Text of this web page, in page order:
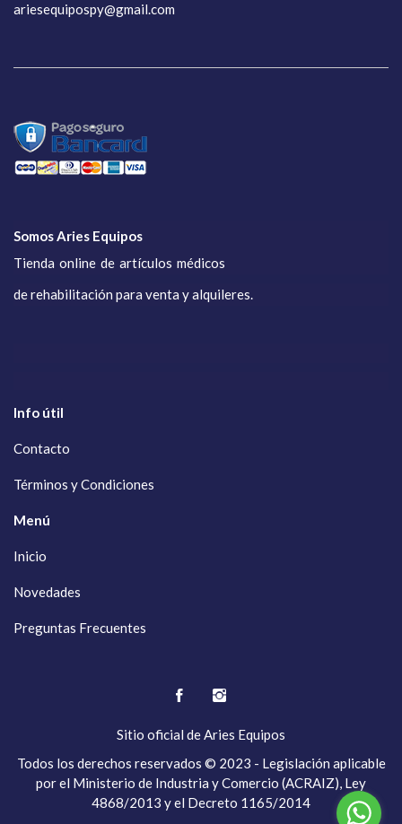
ariesequipospy@gmail.com
Somos Aries Equipos
Tienda online de artículos médicos
de rehabilitación para venta y alquileres.
Info útil
Contacto
Términos y Condiciones
Menú
Inicio
Novedades
Preguntas Frecuentes
Sitio oficial deAries Equipos
Todos los derechos reservados © 2023 - Legislación aplicable
por el Ministerio de Industria y Comercio (ACRAIZ), Ley
4868/2013 y el Decreto 1165/2014